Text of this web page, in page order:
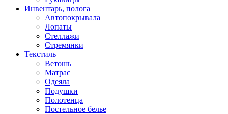
Инвентарь, полога
Автопокрывала
Лопаты
Стеллажи
Стремянки
Текстиль
Ветошь
Матрас
Одеяла
Подушки
Полотенца
Постельное белье